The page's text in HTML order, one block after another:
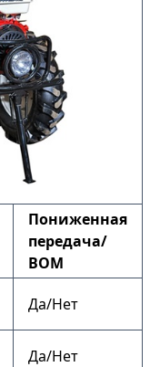
Пониженная
передача/
ВОМ
Да/Нет
Да/Нет